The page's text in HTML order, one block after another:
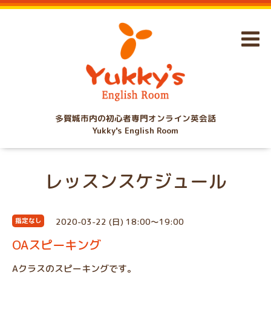
多賀城市内の初心者専門オンライン英会話
Yukky's English Room
レッスンスケジュール
指定なし 2020-03-22 (日) 18:00～19:00
OAスピーキング
Aクラスのスピーキングです。